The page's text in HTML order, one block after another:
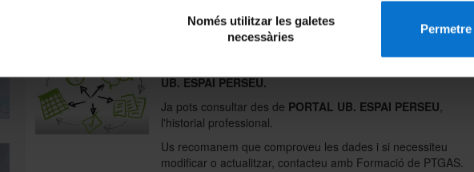
Només utilitzar les galetes
necessàries
anys. Recordem que aquests materials van ser elaborats
d'acord amb la normativa vigent en el seu moment.
UB. ESPAI PERSEU.
Ja pots consultar des de PORTAL UB. ESPAI PERSEU,
l'historial professional.
Us recomanem que comproveu les dades i si necessiteu
modificar o actualitzar, contacteu amb Formació de PTGAS.